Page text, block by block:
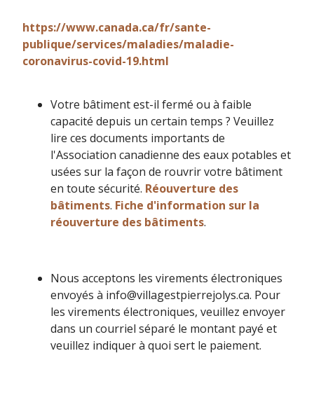
https://www.canada.ca/fr/sante-
publique/services/maladies/maladie-
coronavirus-covid-19.html
Votre bâtiment est-il fermé ou à faible
capacité depuis un certain temps ? Veuillez
lire ces documents importants de
l'Association canadienne des eaux potables et
usées sur la façon de rouvrir votre bâtiment
en toute sécurité. Réouverture des
bâtiments. Fiche d'information sur la
réouverture des bâtiments.
Nous acceptons les virements électroniques
envoyés à info@villagestpierrejolys.ca. Pour
les virements électroniques, veuillez envoyer
dans un courriel séparé le montant payé et
veuillez indiquer à quoi sert le paiement.